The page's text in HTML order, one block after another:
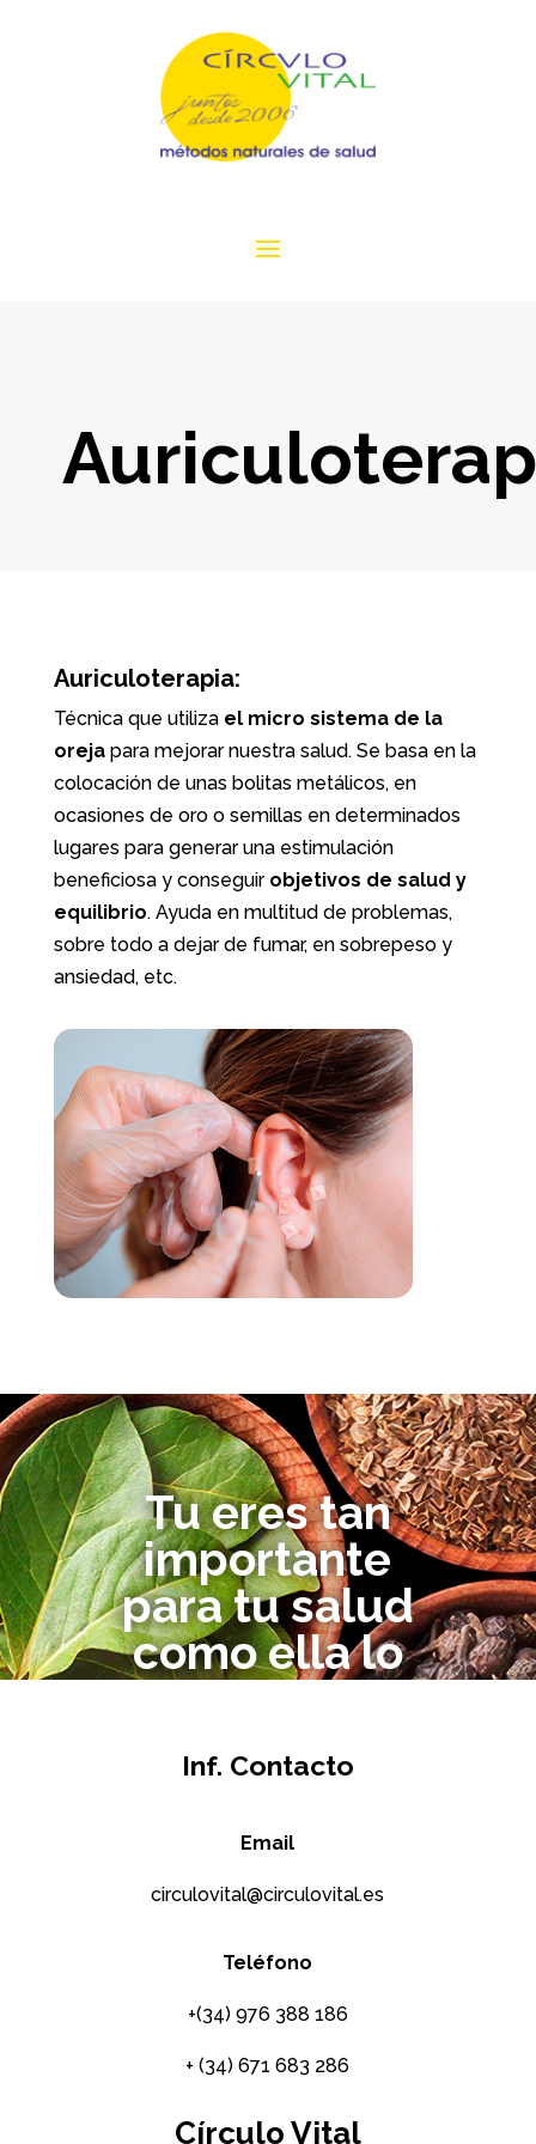
Auriculoterapia:
Técnica que utiliza el micro sistema de la
orejapara mejorar nuestra salud. Se basa en la
colocación de unas bolitas metálicos, en
ocasiones de oro o semillas en determinados
lugares para generar una estimulación
beneficiosa y conseguir objetivos de salud y
equilibrio. Ayuda en multitud de problemas,
sobre todo a dejar de fumar, en sobrepeso y
ansiedad, etc.
Tu eres tan
importante
para tu salud
como ella lo
Inf. Contacto
Email
circulovital@circulovital.es
Teléfono
+(34) 976 388 186
+ (34) 671 683 286
Círculo Vital